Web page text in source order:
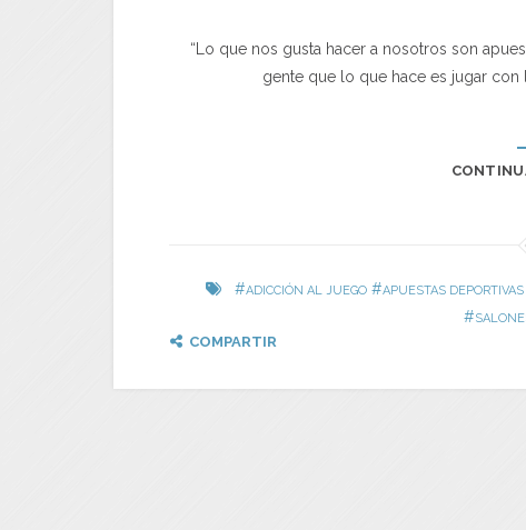
“Lo que nos gusta hacer a nosotros son
gente que lo que hace es jugar
#ADICCIÓN AL JUEGO#APUESTAS DEPORTIVAS
#
COMPARTIR